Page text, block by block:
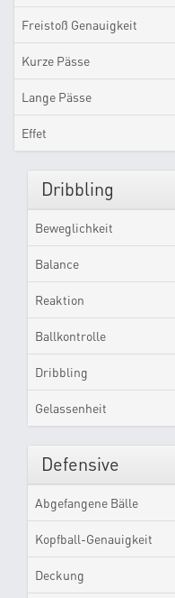
Freistoß Genauigkeit
Kurze Pässe
Lange Pässe
Effet
Dribbling
Beweglichkeit
Balance
Reaktion
Ballkontrolle
Dribbling
Gelassenheit
Defensive
Abgefangene Bälle
Kopfball-Genauigkeit
Deckung